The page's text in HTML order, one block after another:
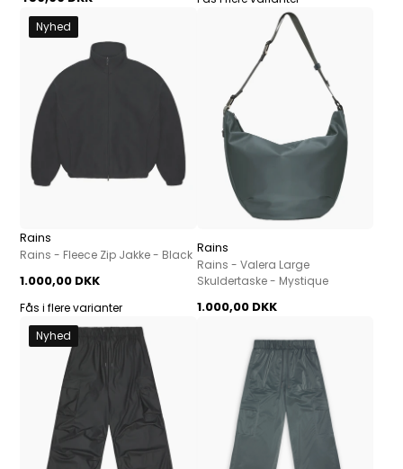
Nyhed
Rains
Rains - Fleece Zip Jakke - Black
1.000,00 DKK
Fås i flere varianter
Rains
Rains - Valera Large
Skuldertaske - Mystique
1.000,00 DKK
Nyhed